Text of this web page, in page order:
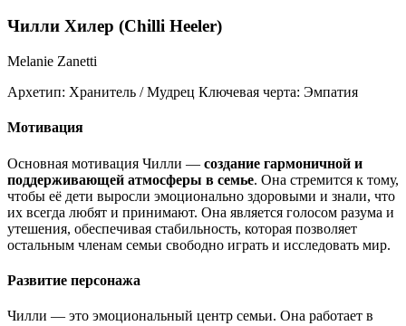
Чилли Хилер (Chilli Heeler)
Melanie Zanetti
Архетип: Хранитель / Мудрец Ключевая черта: Эмпатия
Мотивация
Основная мотивация Чилли — создание гармоничной и
поддерживающей атмосферы в семье. Она стремится к тому,
чтобы её дети выросли эмоционально здоровыми и знали, что
их всегда любят и принимают. Она является голосом разума и
утешения, обеспечивая стабильность, которая позволяет
остальным членам семьи свободно играть и исследовать мир.
Развитие персонажа
Чилли — это эмоциональный центр семьи. Она работает в